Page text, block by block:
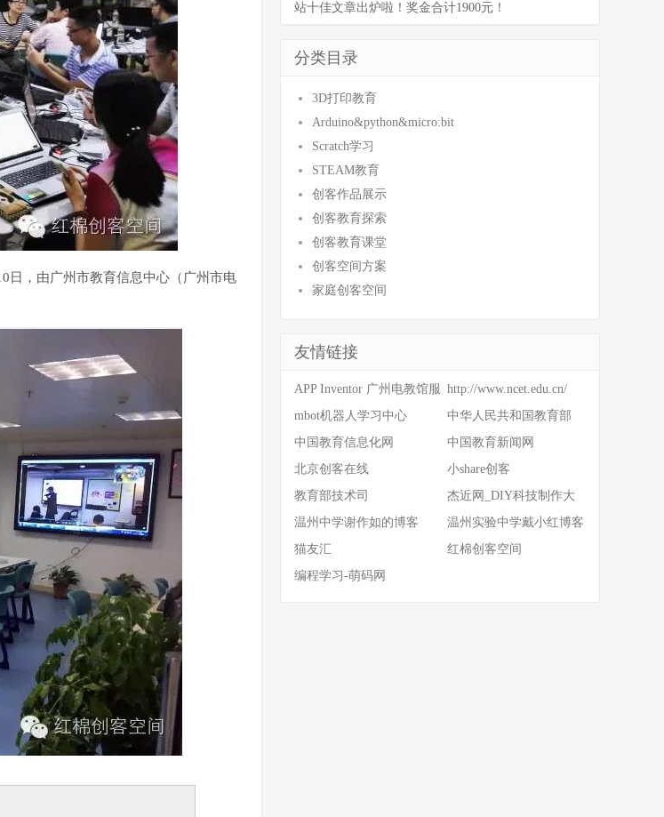
日，由广州市教育信息中心（广州市电
站十佳文章出炉啦！奖金合计1900元！
分类目录
3D打印教育
Arduino&python&micro:bit
Scratch学习
STEAM教育
创客作品展示
创客教育探索
创客教育课堂
创客空间方案
家庭创客空间
友情链接
APP Inventor 广州电教馆服
务器
http://www.ncet.edu.cn/
mbot机器人学习中心
中华人民共和国教育部
中国教育信息化网
中国教育新闻网
北京创客在线
小share创客
教育部技术司
杰近网_DIY科技制作大
全
温州中学谢作如的博客
温州实验中学戴小红博客
猫友汇
红棉创客空间
编程学习-萌码网